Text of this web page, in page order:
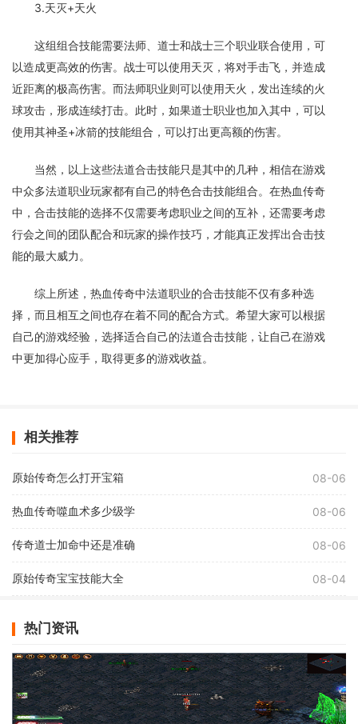
3.天灭+天火
这组组合技能需要法师、道士和战士三个职业联合使用，可
以造成更高效的伤害。战士可以使用天灭，将对手击飞，并造成
近距离的极高伤害。而法师职业则可以使用天火，发出连续的火
球攻击，形成连续打击。此时，如果道士职业也加入其中，可以
使用其神圣+冰箭的技能组合，可以打出更高额的伤害。
当然，以上这些法道合击技能只是其中的几种，相信在游戏
中众多法道职业玩家都有自己的特色合击技能组合。在热血传奇
中，合击技能的选择不仅需要考虑职业之间的互补，还需要考虑
行会之间的团队配合和玩家的操作技巧，才能真正发挥出合击技
能的最大威力。
综上所述，热血传奇中法道职业的合击技能不仅有多种选
择，而且相互之间也存在着不同的配合方式。希望大家可以根据
自己的游戏经验，选择适合自己的法道合击技能，让自己在游戏
中更加得心应手，取得更多的游戏收益。
相关推荐
原始传奇怎么打开宝箱 08-06
热血传奇噬血术多少级学 08-06
传奇道士加命中还是准确 08-06
原始传奇宝宝技能大全 08-04
热门资讯